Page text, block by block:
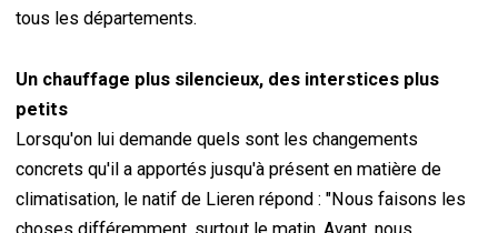
tous les départements.
Un chauffage plus silencieux, des interstices plus
petits
Lorsqu'on lui demande quels sont les changements
concrets qu'il a apportés jusqu'à présent en matière de
climatisation, le natif de Lieren répond : "Nous faisons les